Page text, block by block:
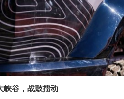
峡谷，战鼓擂动